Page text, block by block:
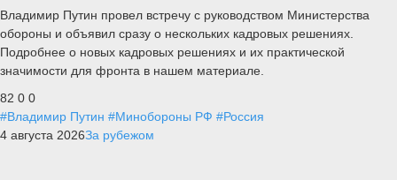
Владимир Путин провел встречу с руководством Министерства
обороны и объявил сразу о нескольких кадровых решениях.
Подробнее о новых кадровых решениях и их практической
значимости для фронта в нашем материале.
82 0 0
#Владимир Путин #Минобороны РФ #Россия
4 августа 2026За рубежом